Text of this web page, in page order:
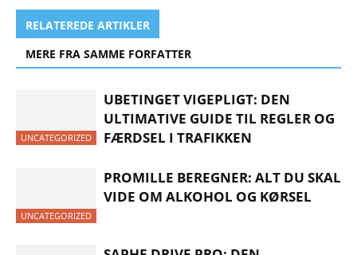
RELATEREDE ARTIKLER
MERE FRA SAMME FORFATTER
UNCATEGORIZED
UBETINGET VIGEPLIGT: DEN
ULTIMATIVE GUIDE TIL REGLER OG
FÆRDSEL I TRAFIKKEN
UNCATEGORIZED
PROMILLE BEREGNER: ALT DU SKAL
VIDE OM ALKOHOL OG KØRSEL